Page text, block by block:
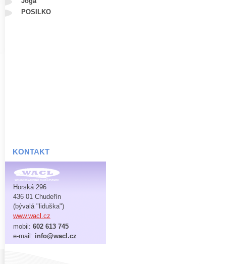
POSILKO
KONTAKT
Horská 296
436 01 Chudeřín
(bývalá "liduška")
www.wacl.cz
mobil: 602 613 745
e-mail: info@wacl.cz